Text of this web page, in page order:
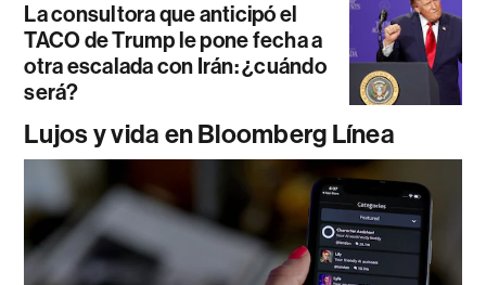
La consultora que anticipó el
TACO de Trump le pone fecha a
otra escalada con Irán: ¿cuándo
será?
Lujos y vida en Bloomberg Línea